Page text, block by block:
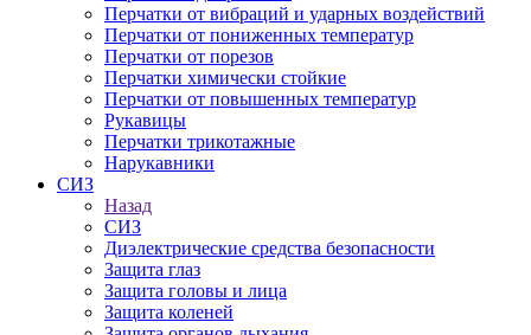
Перчатки от вибраций и ударных воздействий
Перчатки от пониженных температур
Перчатки от порезов
Перчатки химически стойкие
Перчатки от повышенных температур
Рукавицы
Перчатки трикотажные
Нарукавники
СИЗ
Назад
СИЗ
Диэлектрические средства безопасности
Защита глаз
Защита головы и лица
Защита коленей